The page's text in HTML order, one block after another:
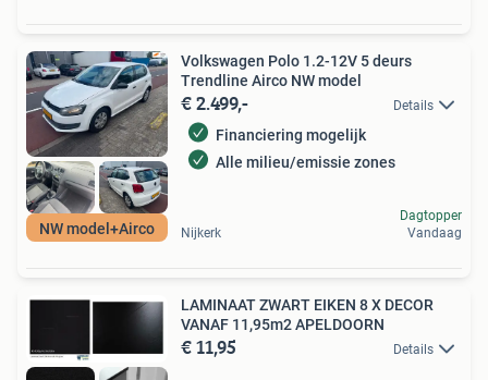
NW model+Airco
Volkswagen Polo 1.2-12V 5 deurs
Trendline Airco NW model
€ 2.499,- Details
Financiering mogelijk
Alle milieu/emissie zones
Nijkerk
Dagtopper
Vandaag
LAMINAAT ZWART EIKEN 8 X DECOR
VANAF 11,95m2 APELDOORN
€ 11,95 Details